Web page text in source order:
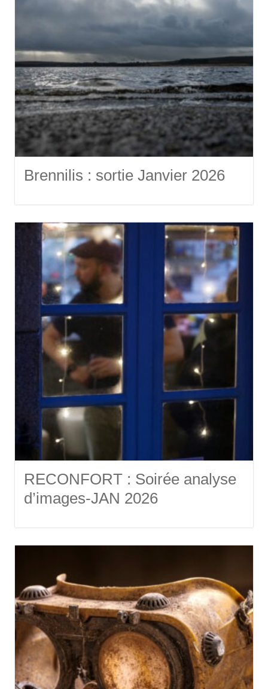
Brennilis : sortie Janvier 2026
RECONFORT : Soirée analyse
d’images-JAN 2026